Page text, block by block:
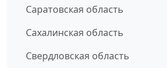
Саратовская область
Сахалинская область
Свердловская область